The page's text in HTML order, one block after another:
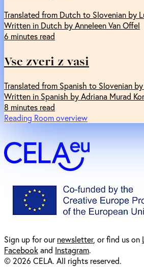
Translated from Dutch to Slovenian by
Written in Dutch by Anneleen Van Offel
6 minutes read
Vse zveri z vasi
Translated from Spanish to Slovenian
Written in Spanish by Adriana Murad
8 minutes read
Reading Room overview
Sign up for ournewsletter, or find us on
Facebookand Instagram.
© 2026 CELA. All rights reserved.